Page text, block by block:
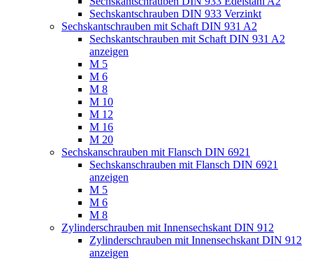
Sechskantschrauben DIN 933 Verzinkt
Sechskantschrauben mit Schaft DIN 931 A2
Sechskantschrauben mit Schaft DIN 931 A2
anzeigen
M 5
M 6
M 8
M 10
M 12
M 16
M 20
Sechskanschrauben mit Flansch DIN 6921
Sechskanschrauben mit Flansch DIN 6921
anzeigen
M 5
M 6
M 8
Zylinderschrauben mit Innensechskant DIN 912
Zylinderschrauben mit Innensechskant DIN 912
anzeigen